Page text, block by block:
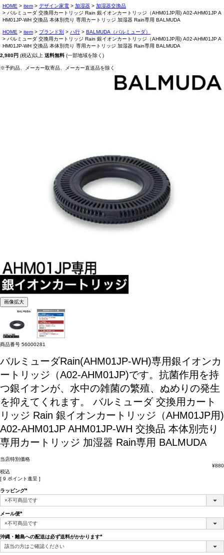
HOME item デザイン家電 加湿器
加湿器交換品
バルミューダ 交換用カートリッジ Rain 銀イオンカートリッジ（AHM01JP用) A02-AHM01JP A
HM01JP-WH 交換品 本体別売り 専用カートリッジ 加湿器 Rain専用 BALMUDA
HOME item ブランド別 ハ行
BALMUDA（バルミューダ）
バルミューダ 交換用カートリッジ Rain 銀イオンカートリッジ（AHM01JP用) A02-AHM01JP A
HM01JP-WH 交換品 本体別売り 専用カートリッジ 加湿器 Rain専用 BALMUDA
2,980円 (税込)以上 送料無料 (一部地域を除く)
※予約品、メーカー取寄品、メーカー直送品を除く
画像拡大
商品番号 56000281
バルミューダRain(AHM01JP-WH)専用銀イオンカ
ートリッジ（A02-AHM01JP)です。抗菌作用を持
つ銀イオンが、水中の雑菌の繁殖、ぬめりの発生
を抑えてくれます。
バルミューダ 交換用カート
リッジ Rain 銀イオンカートリッジ（AHM01JP用)
A02-AHM01JP AHM01JP-WH 交換品 本体別売り
専用カートリッジ 加湿器 Rain専用 BALMUDA
当店特別価格
¥880
税込
[ 9 ポイント進呈 ]
ラッピング
(必
須)
メール便
(必
須)
沖縄・離島への配送は必ず送料がかかります
須)